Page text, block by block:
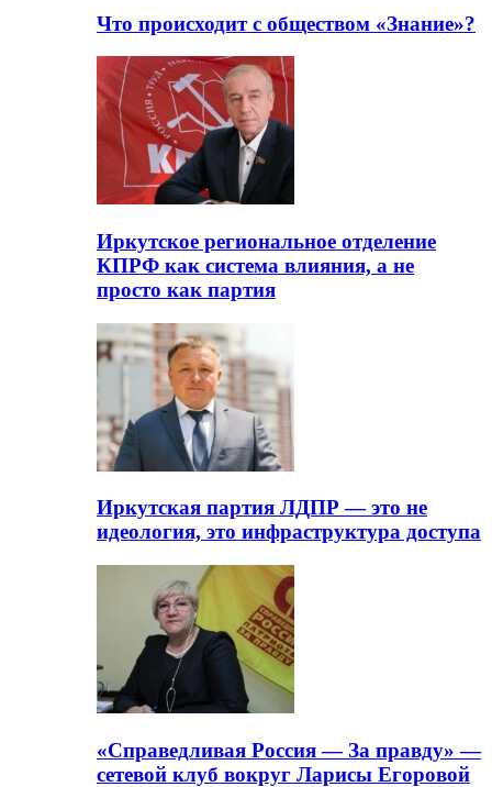
Что происходит с обществом «Знание»?
Иркутское региональное отделение
КПРФ как система влияния, а не
просто как партия
Иркутская партия ЛДПР — это не
идеология, это инфраструктура доступа
«Справедливая Россия — За правду» —
сетевой клуб вокруг Ларисы Егоровой